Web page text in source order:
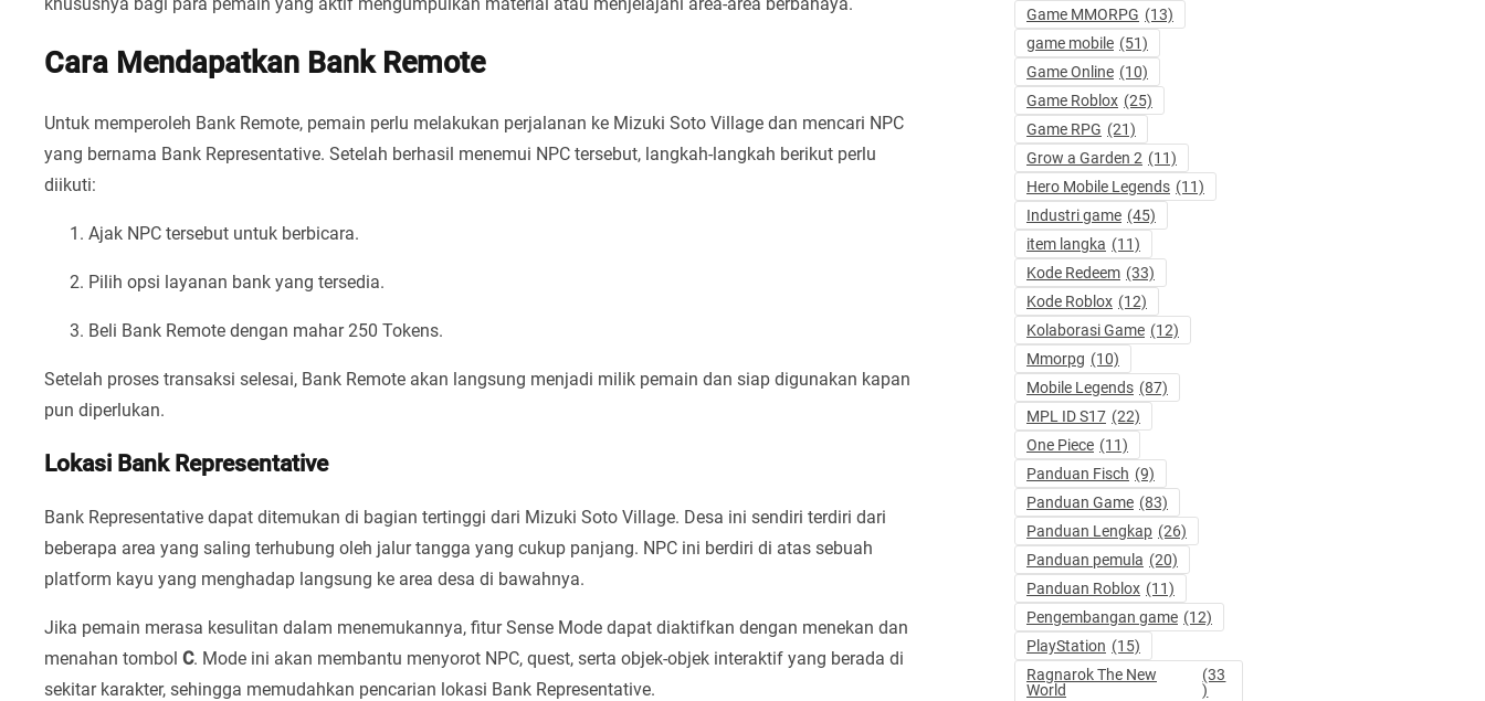
Cara Mendapatkan Bank Remote
Untuk memperoleh Bank Remote, pemain perlu melakukan perjalanan ke Mizuki Soto Village dan mencari NPC
yang bernama Bank Representative. Setelah berhasil menemui NPC tersebut, langkah-langkah berikut perlu
diikuti:
Ajak NPC tersebut untuk berbicara.
Pilih opsi layanan bank yang tersedia.
Beli Bank Remote dengan mahar 250 Tokens.
Setelah proses transaksi selesai, Bank Remote akan langsung menjadi milik pemain dan siap digunakan kapan
pun diperlukan.
Lokasi Bank Representative
Bank Representative dapat ditemukan di bagian tertinggi dari Mizuki Soto Village. Desa ini sendiri terdiri dari
beberapa area yang saling terhubung oleh jalur tangga yang cukup panjang. NPC ini berdiri di atas sebuah
platform kayu yang menghadap langsung ke area desa di bawahnya.
Jika pemain merasa kesulitan dalam menemukannya, fitur Sense Mode dapat diaktifkan dengan menekan dan
menahan tombol C. Mode ini akan membantu menyorot NPC, quest, serta objek-objek interaktif yang berada di
sekitar karakter, sehingga memudahkan pencarian lokasi Bank Representative.
Game MMORPG (13)
game mobile (51)
Game Online (10)
Game Roblox (25)
Game RPG (21)
Grow a Garden 2 (11)
Hero Mobile Legends (11)
Industri game (45)
item langka (11)
Kode Redeem (33)
Kode Roblox (12)
Kolaborasi Game (12)
Mmorpg (10)
Mobile Legends (87)
MPL ID S17 (22)
One Piece (11)
Panduan Fisch (9)
Panduan Game (83)
Panduan Lengkap (26)
Panduan pemula (20)
Panduan Roblox (11)
Pengembangan game (12)
PlayStation (15)
Ragnarok The New
World
(33
)